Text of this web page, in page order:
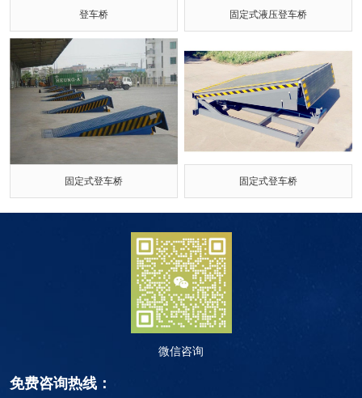
登车桥 固定式液压登车桥
固定式登车桥 固定式登车桥
微信咨询
免费咨询热线：